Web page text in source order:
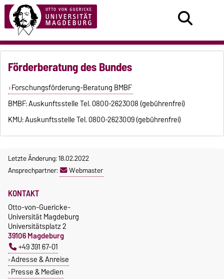
Förderberatung des Bundes
Forschungsförderung-Beratung BMBF
BMBF: Auskunftsstelle Tel. 0800-2623008 (gebührenfrei)
KMU: Auskunftsstelle Tel. 0800-2623009 (gebührenfrei)
Letzte Änderung: 18.02.2022
Ansprechpartner:
Webmaster
KONTAKT
Otto-von-Guericke-
Universität Magdeburg
Universitätsplatz 2
39106 Magdeburg
+49 391 67-01
Adresse & Anreise
Presse & Medien